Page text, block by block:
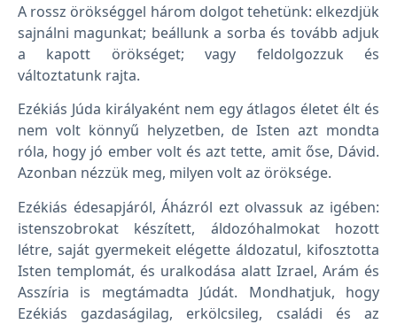
A rossz örökséggel három dolgot tehetünk: elkezdjük
sajnálni magunkat; beállunk a sorba és tovább adjuk
a kapott örökséget; vagy feldolgozzuk és
változtatunk rajta.
Ezékiás Júda királyaként nem egy átlagos életet élt és
nem volt könnyű helyzetben, de Isten azt mondta
róla, hogy jó ember volt és azt tette, amit őse, Dávid.
Azonban nézzük meg, milyen volt az öröksége.
Ezékiás édesapjáról, Áházról ezt olvassuk az igében:
istenszobrokat készített, áldozóhalmokat hozott
létre, saját gyermekeit elégette áldozatul, kifosztotta
Isten templomát, és uralkodása alatt Izrael, Arám és
Asszíria is megtámadta Júdát. Mondhatjuk, hogy
Ezékiás gazdaságilag, erkölcsileg, családi és az